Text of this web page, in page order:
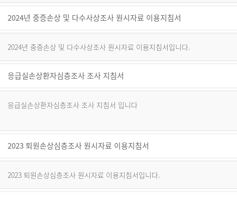
2024년 중증손상 및 다수사상조사 원시자료 이용지침서
2024년 중증손상 및 다수사상조사 원시자료 이용지침서입니다.
응급실손상환자심층조사 조사 지침서
응급실손상환자심층조사 조사 지침서 입니다
2023 퇴원손상심층조사 원시자료 이용지침서
2023 퇴원손상심층조사 원시자료 이용지침서입니다.